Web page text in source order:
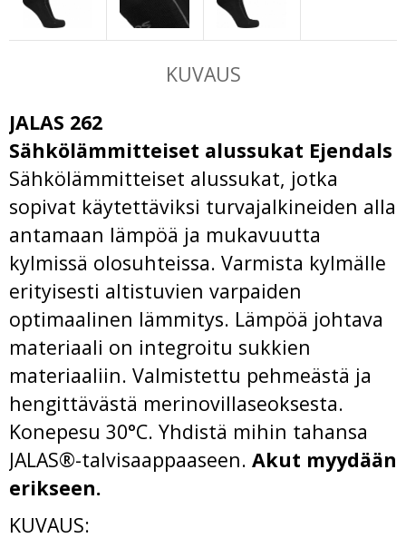
KUVAUS
JALAS 262
Sähkölämmitteiset alussukat Ejendals
Sähkölämmitteiset alussukat, jotka
sopivat käytettäviksi turvajalkineiden alla
antamaan lämpöä ja mukavuutta
kylmissä olosuhteissa. Varmista kylmälle
erityisesti altistuvien varpaiden
optimaalinen lämmitys. Lämpöä johtava
materiaali on integroitu sukkien
materiaaliin. Valmistettu pehmeästä ja
hengittävästä merinovillaseoksesta.
Konepesu 30°C. Yhdistä mihin tahansa
JALAS®-talvisaappaaseen. Akut myydään
erikseen.
KUVAUS: